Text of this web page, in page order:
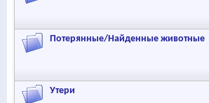
Потерянные/Найденные животные
Утери